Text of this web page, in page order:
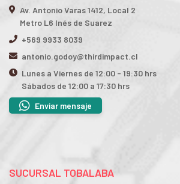
Av. Antonio Varas 1412, Local 2
Metro L6 Inés de Suarez
+569 9933 8039
antonio.godoy@thirdimpact.cl
Lunes a Viernes de 12:00 - 19:30 hrs
Sábados de 12:00 a 17:30 hrs
Enviar mensaje
SUCURSAL TOBALABA